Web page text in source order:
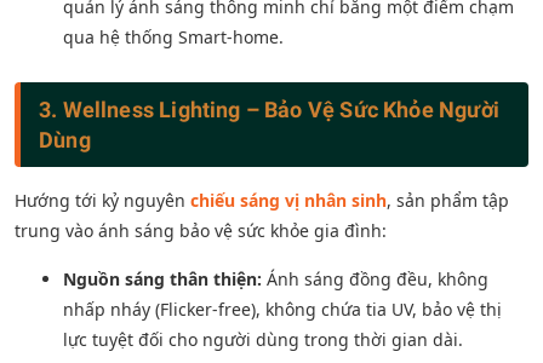
quản lý ánh sáng thông minh chỉ bằng một điểm chạm
qua hệ thống Smart-home.
3. Wellness Lighting – Bảo Vệ Sức Khỏe Người
Dùng
Hướng tới kỷ nguyên chiếu sáng vị nhân sinh, sản phẩm tập
trung vào ánh sáng bảo vệ sức khỏe gia đình:
Nguồn sáng thân thiện: Ánh sáng đồng đều, không
nhấp nháy (Flicker-free), không chứa tia UV, bảo vệ thị
lực tuyệt đối cho người dùng trong thời gian dài.